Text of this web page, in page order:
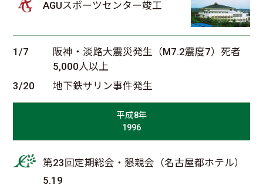
AGUスポーツセンター竣工
1/7
阪神・淡路大震災発生（M7.2震度7）死者
5,000人以上
3/20
地下鉄サリン事件発生
平成8年
1996
第23回定期総会・懇親会（名古屋都ホテル）
5.19